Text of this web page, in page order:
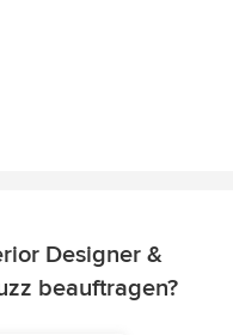
Designer &
beauftragen?